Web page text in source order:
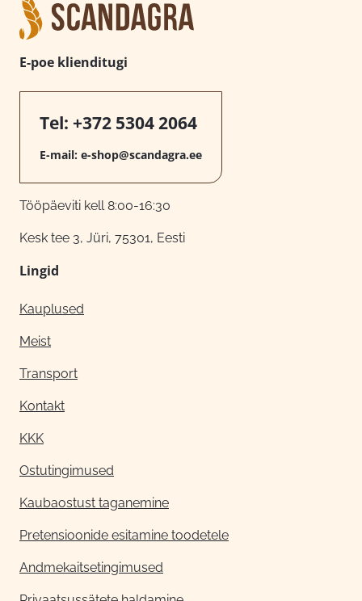
E-poe klienditugi
Tel: +372 5304 2064
E-mail: e-shop@scandagra.ee
Tööpäeviti kell 8:00-16:30
Kesk tee 3, Jüri, 75301, Eesti
Lingid
Kauplused
Meist
Transport
Kontakt
KKK
Ostutingimused
Kaubaostust taganemine
Pretensioonide esitamine toodetele
Andmekaitsetingimused